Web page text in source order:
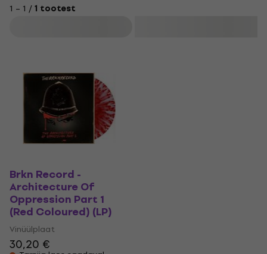
1 – 1 /1 tootest
Brkn Record -
Architecture Of
Oppression Part 1
(Red Coloured) (LP)
Vinüülplaat
30,20 €